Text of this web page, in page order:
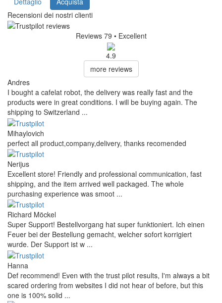
Recensioni dei nostri clienti
Reviews 79 • Excellent
4.9
more reviews
Andres
I bought a cafelat robot, the delivery was really fast and the
products were in great conditions. I will be buying again. The
shipping to Switzerland ...
Mihaylovich
perfect all product,company,delivery, thanks recomended
Nerijus
Excellent store! Friendly and professional communication, fast
shipping, and the item arrived well packaged. The whole
purchasing experience was smoot ...
Richard Möckel
Super Support! Bestellvorgang hat super funktioniert. Ich einen
Feuer bei der Bestellung gemacht, welcher sofort korrigiert
wurde. Der Support ist w ...
Hanna
Def recommend! Even with the trust pilot results, I'm always a bit
scared ordering from websites I did not hear of before, but this
one is 100% solid ...